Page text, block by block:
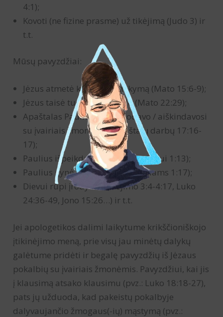
4:1);
Kovoti (ne fizine prasme) už tikėjimą (Judo 3) ir
t.t.
Mūsų pavyzdžiai:
Jėzus atmetė klaidingą mokymą (Mato 15:6-9);
Jėzus taisė tuos, kurie klydo (Mato 22:29);
Apaštalas Paulius diskutuodavo / aiškindavosi
su įvairiais žmonėmis (Apaštalų darbų 17:16-
17);
Paulius išpeikdavo klystančius (Titui 1:13);
Paulius gynė Evangeliją (Filipiečiams 1:17);
Dievui rūpi įrodymai (Išėjimo 3:4-4:17, Luko
24:36-49, Jono 15:26…) ir t.t.
Jei apologetikos dalimi laikytume krikščioniškojo
įtikinėjimo meną, prie visų jau minėtų dalykų
galėtume pridėti ir begalę pavyzdžių iš Jėzaus
pokalbių su įvairiais žmonėmis. Pavyzdžiui, kai jis
į klausimą atsako klausimu (pvz.: Luko 18:18-27),
pats jų užduoda, kad pakeistų pokalbyje
dalyvaujančio žmogaus(-ių) mąstymą (pvz.: